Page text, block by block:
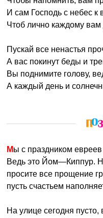
И сам Господь с небес к
Чтоб лично каждому вам
Пускай все ненастья
А вас покинут беды и
Вы поднимите голову,
А каждый день и
Мы с праздником
Ведь это Йом—Киппур.
просите все прощение
пусть счастьем
На улице сегодня пусто,